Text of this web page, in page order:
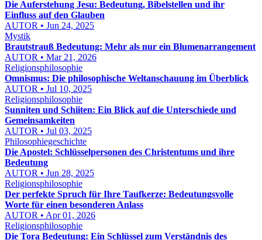
Die Auferstehung Jesu: Bedeutung, Bibelstellen und ihr
Einfluss auf den Glauben
AUTOR • Jun 24, 2025
Mystik
Brautstrauß Bedeutung: Mehr als nur ein Blumenarrangement
AUTOR • Mar 21, 2026
Religionsphilosophie
Omnismus: Die philosophische Weltanschauung im Überblick
AUTOR • Jul 10, 2025
Religionsphilosophie
Sunniten und Schiiten: Ein Blick auf die Unterschiede und
Gemeinsamkeiten
AUTOR • Jul 03, 2025
Philosophiegeschichte
Die Apostel: Schlüsselpersonen des Christentums und ihre
Bedeutung
AUTOR • Jun 28, 2025
Religionsphilosophie
Der perfekte Spruch für Ihre Taufkerze: Bedeutungsvolle
Worte für einen besonderen Anlass
AUTOR • Apr 01, 2026
Religionsphilosophie
Die Tora Bedeutung: Ein Schlüssel zum Verständnis des